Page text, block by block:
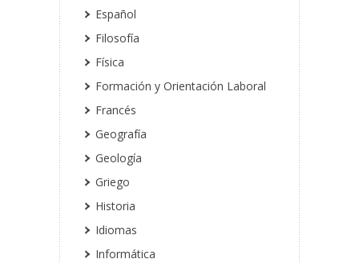
Español
Filosofía
Física
Formación y Orientación Laboral
Francés
Geografía
Geología
Griego
Historia
Idiomas
Informática